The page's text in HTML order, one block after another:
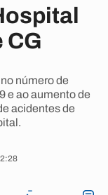
CG
número de
e ao aumento de
acidentes de